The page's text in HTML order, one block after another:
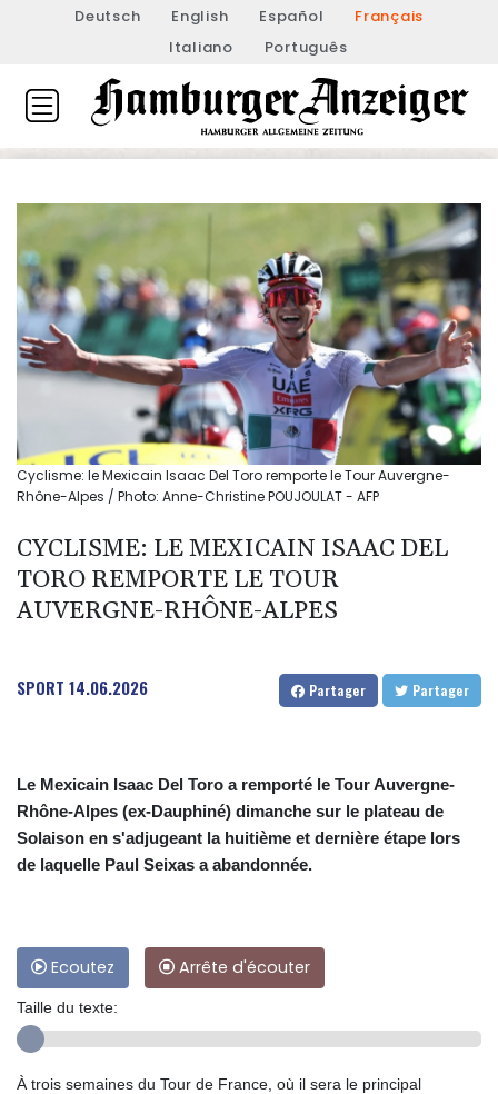
Deutsch English Español
Français
Italiano
Português
Cyclisme: le Mexicain Isaac Del Toro remporte le Tour Auvergne-
Rhône-Alpes / Photo: Anne-Christine POUJOULAT - AFP
CYCLISME: LE MEXICAIN ISAAC DEL
TORO REMPORTE LE TOUR
AUVERGNE-RHÔNE-ALPES
SPORT 14.06.2026 Partager Partager
Le Mexicain Isaac Del Toro a remporté le Tour Auvergne-
Rhône-Alpes (ex-Dauphiné) dimanche sur le plateau de
Solaison en s'adjugeant la huitième et dernière étape lors
de laquelle Paul Seixas a abandonnée.
Ecoutez Arrête d'écouter
Taille du texte:
À trois semaines du Tour de France, où il sera le principal